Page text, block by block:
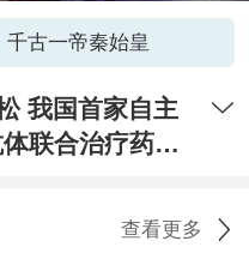
古一帝秦始皇
我国首家自主
联合治疗药物
查看更多